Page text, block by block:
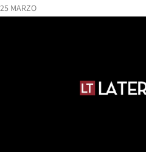
25 MARZO